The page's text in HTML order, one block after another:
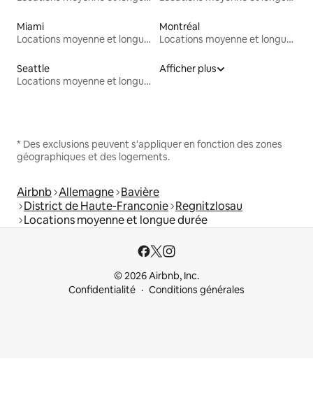
Miami
Locations moyenne et longue durée
Montréal
Locations moyenne et longue durée
Seattle
Locations moyenne et longue durée
Afficher plus
* Des exclusions peuvent s'appliquer en fonction des zones
géographiques et des logements.
Airbnb Allemagne Bavière
District de Haute-Franconie Regnitzlosau
Locations moyenne et longue durée
© 2026 Airbnb, Inc.
Confidentialité
Conditions générales